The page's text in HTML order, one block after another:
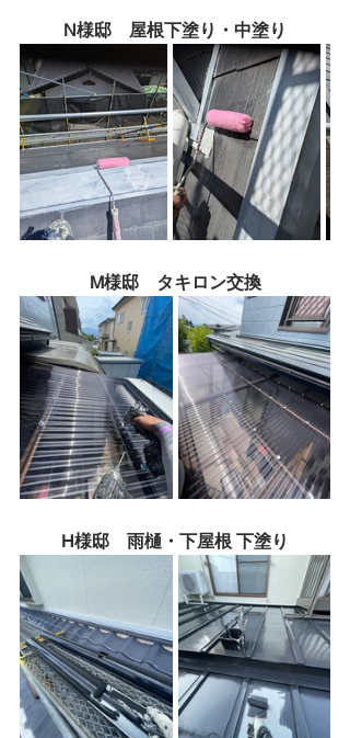
N様邸　屋根下塗り・中塗り
M様邸　タキロン交換
H様邸　雨樋・下屋根 下塗り